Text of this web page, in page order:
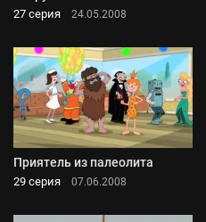
27 серия 24.05.2008
Приятель из палеолита
29 серия 07.06.2008